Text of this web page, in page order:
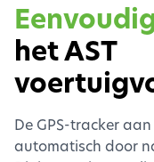
het AST
De GPS-tracker
automatisch door